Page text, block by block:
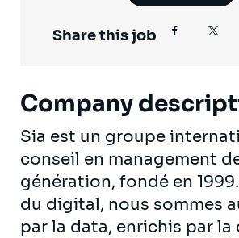
Share this job
Company
Sia est un groupe
conseil en management
génération, fondé en
du digital, nous sommes
par la data, enrichis par